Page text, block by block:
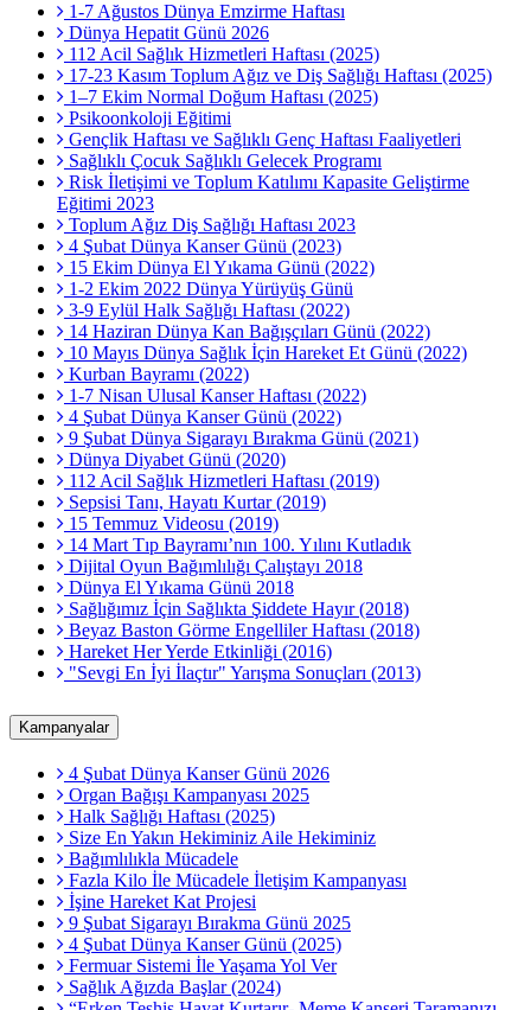
1-7 Ağustos Dünya Emzirme Haftası
Dünya Hepatit Günü 2026
112 Acil Sağlık Hizmetleri Haftası (2025)
17-23 Kasım Toplum Ağız ve Diş Sağlığı Haftası (2025)
1–7 Ekim Normal Doğum Haftası (2025)
Psikoonkoloji Eğitimi
Gençlik Haftası ve Sağlıklı Genç Haftası Faaliyetleri
Sağlıklı Çocuk Sağlıklı Gelecek Programı
Risk İletişimi ve Toplum Katılımı Kapasite Geliştirme
Eğitimi 2023
Toplum Ağız Diş Sağlığı Haftası 2023
4 Şubat Dünya Kanser Günü (2023)
15 Ekim Dünya El Yıkama Günü (2022)
1-2 Ekim 2022 Dünya Yürüyüş Günü
3-9 Eylül Halk Sağlığı Haftası (2022)
14 Haziran Dünya Kan Bağışçıları Günü (2022)
10 Mayıs Dünya Sağlık İçin Hareket Et Günü (2022)
Kurban Bayramı (2022)
1-7 Nisan Ulusal Kanser Haftası (2022)
4 Şubat Dünya Kanser Günü (2022)
9 Şubat Dünya Sigarayı Bırakma Günü (2021)
Dünya Diyabet Günü (2020)
112 Acil Sağlık Hizmetleri Haftası (2019)
Sepsisi Tanı, Hayatı Kurtar (2019)
15 Temmuz Videosu (2019)
14 Mart Tıp Bayramı’nın 100. Yılını Kutladık
Dijital Oyun Bağımlılığı Çalıştayı 2018
Dünya El Yıkama Günü 2018
Sağlığımız İçin Sağlıkta Şiddete Hayır (2018)
Beyaz Baston Görme Engelliler Haftası (2018)
Hareket Her Yerde Etkinliği (2016)
"Sevgi En İyi İlaçtır" Yarışma Sonuçları (2013)
Kampanyalar
4 Şubat Dünya Kanser Günü 2026
Organ Bağışı Kampanyası 2025
Halk Sağlığı Haftası (2025)
Size En Yakın Hekiminiz Aile Hekiminiz
Bağımlılıkla Mücadele
Fazla Kilo İle Mücadele İletişim Kampanyası
İşine Hareket Kat Projesi
9 Şubat Sigarayı Bırakma Günü 2025
4 Şubat Dünya Kanser Günü (2025)
Fermuar Sistemi İle Yaşama Yol Ver
Sağlık Ağızda Başlar (2024)